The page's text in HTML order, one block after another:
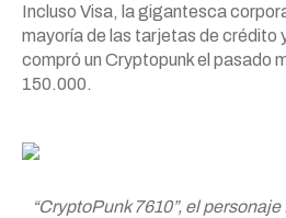
Incluso Visa, la gigantesca
mayoría de las tarjetas de crédito
compró un Cryptopunk el pasado
150.000.
“CryptoPunk 7610”, el